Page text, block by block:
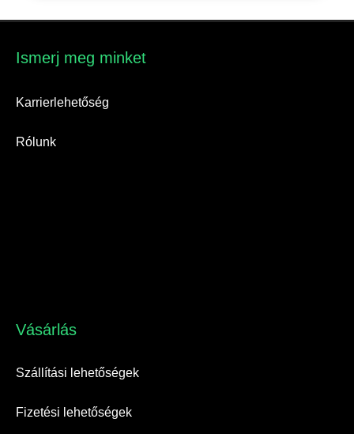
Ismerj meg minket​
Karrierlehetőség
Rólunk
Vásárlás​
Szállítási lehetőségek
Fizetési lehetőségek